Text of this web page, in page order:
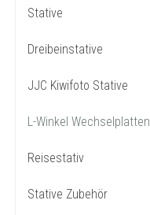
Stative
Dreibeinstative
JJC Kiwifoto Stative
L-Winkel Wechselplatten
Reisestativ
Stative Zubehör